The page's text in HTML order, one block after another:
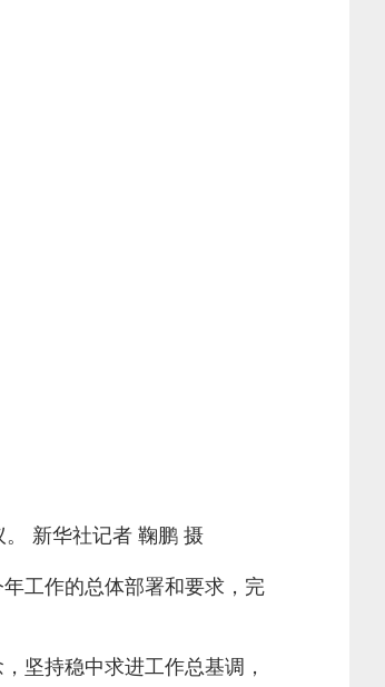
新华社记者 鞠鹏 摄
工作的总体部署和要求，完
坚持稳中求进工作总基调，